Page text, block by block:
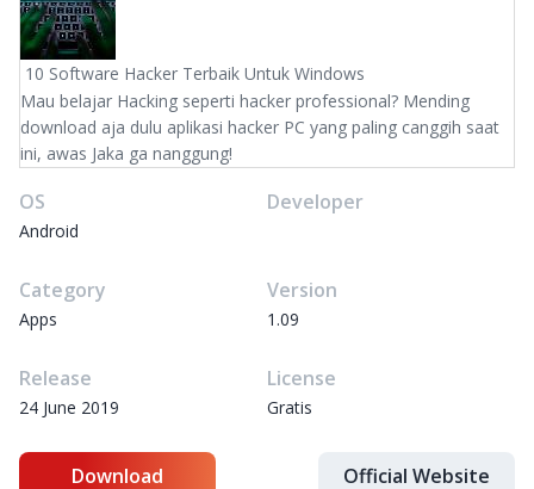
10 Software Hacker Terbaik Untuk Windows
Mau belajar Hacking seperti hacker professional? Mending
download aja dulu aplikasi hacker PC yang paling canggih saat
ini, awas Jaka ga nanggung!
OS
Android
Developer
Category
Apps
Version
1.09
Release
24 June 2019
License
Gratis
Download Official Website